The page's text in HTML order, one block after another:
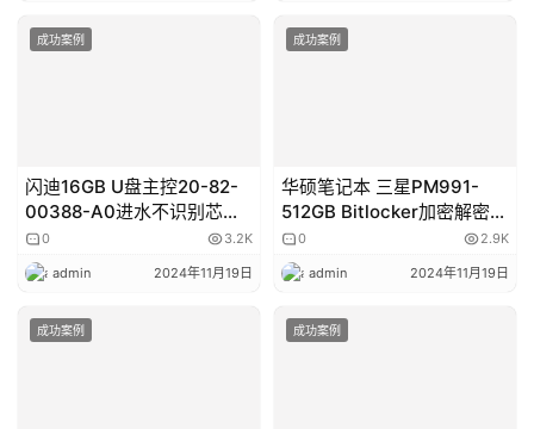
成功案例
闪迪16GB U盘主控20-82-
00388-A0进水不识别芯片
级数据恢复成功
0 3.2K
admin 2024年11月19日
成功案例
华硕笔记本 三星PM991-
512GB Bitlocker加密解密数
据恢复成功
0 2.9K
admin 2024年11月19日
成功案例 成功案例